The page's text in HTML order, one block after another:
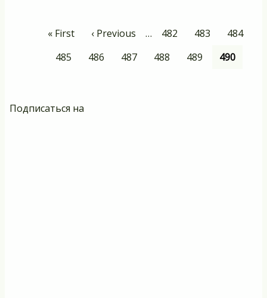
Первая
« First
Предыдущая
‹ Previous … Page
482 Page
483 Page
484
Page
485 Page
486 Page
487 Page
488 Page
489
Текущая
490
Подписаться на